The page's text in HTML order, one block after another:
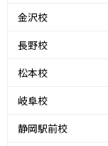
金沢校
長野校
松本校
岐阜校
静岡駅前校